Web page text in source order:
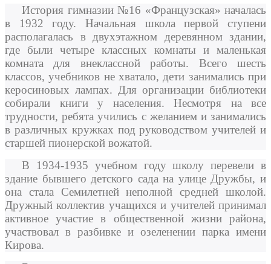
История гимназии №16 «Французская» началась
в 1932 году. Начальная школа первой ступени
располагалась в двухэтажном деревянном здании,
где были четыре классных комнаты и маленькая
комната для внеклассной работы. Всего шесть
классов, учебников не хватало, дети занимались при
керосиновых лампах. Для организации библиотеки
собирали книги у населения. Несмотря на все
трудности, ребята учились с желанием и занимались
в различных кружках под руководством учителей и
старшей пионерской вожатой.
В 1934-1935 учебном году школу перевели в
здание бывшего детского сада на улице Дружбы, и
она стала Семилетней неполной средней школой.
Дружный коллектив учащихся и учителей принимал
активное участие в общественной жизни района,
участвовал в разбивке и озеленении парка имени
Кирова.